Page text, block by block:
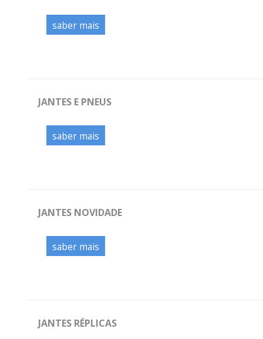
saber mais
JANTES E PNEUS
saber mais
JANTES NOVIDADE
saber mais
JANTES RÉPLICAS